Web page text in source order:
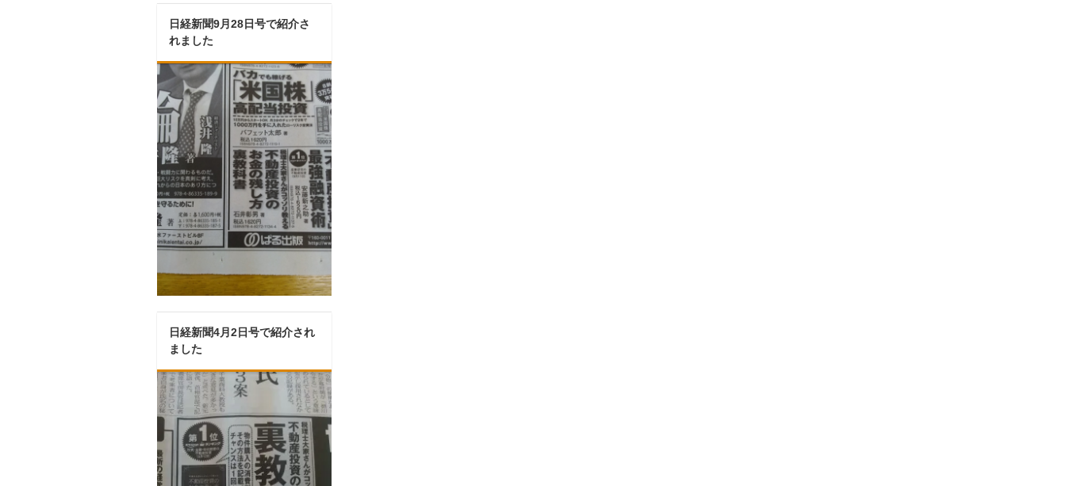
日経新聞9月28日号で紹介さ
れました
日経新聞4月2日号で紹介され
ました